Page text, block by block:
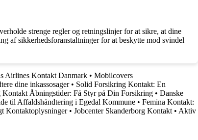
strenge regler og retningslinjer for at sikre, at dine
af sikkerhedsforanstaltninger for at beskytte mod svindel
Airlines Kontakt Danmark • Mobilcovers
dine inkassosager• Solid Forsikring Kontakt: En
Åbningstider: Få Styr på Din Forsikring • Danske
til Affaldshåndtering i Egedal Kommune • Femina Kontakt:
Kontaktoplysninger• Jobcenter Skanderborg Kontakt • Aktiv